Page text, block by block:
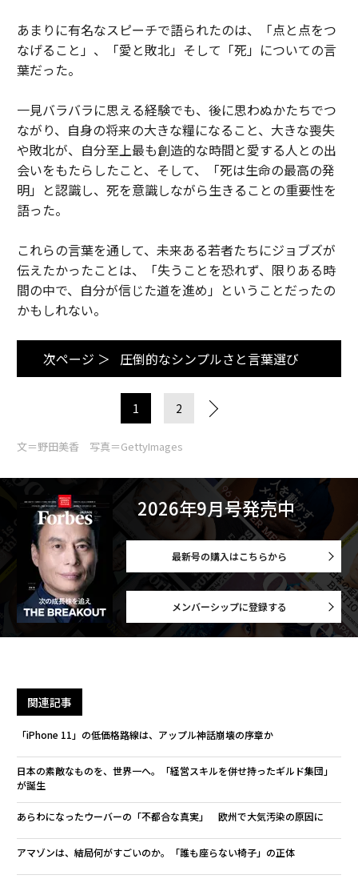
あまりに有名なスピーチで語られたのは、「点と点をつ
なげること」、「愛と敗北」そして「死」についての言
葉だった。
一見バラバラに思える経験でも、後に思わぬかたちでつ
ながり、自身の将来の大きな糧になること、大きな喪失
や敗北が、自分至上最も創造的な時間と愛する人との出
会いをもたらしたこと、そして、「死は生命の最高の発
明」と認識し、死を意識しながら生きることの重要性を
語った。
これらの言葉を通して、未来ある若者たちにジョブズが
伝えたかったことは、「失うことを恐れず、限りある時
間の中で、自分が信じた道を進め」ということだったの
かもしれない。
次ページ ＞ 圧倒的なシンプルさと言葉選び
1 2
文＝野田美香 写真＝GettyImages
2026年9月号発売中
最新号の購入はこちらから
メンバーシップに登録する
関連記事
「iPhone 11」の低価格路線は、アップル神話崩壊の序章か
日本の素敵なものを、世界一へ。「経営スキルを併せ持ったギルド集団」
が誕生
あらわになったウーバーの「不都合な真実」 欧州で大気汚染の原因に
アマゾンは、結局何がすごいのか。「誰も座らない椅子」の正体